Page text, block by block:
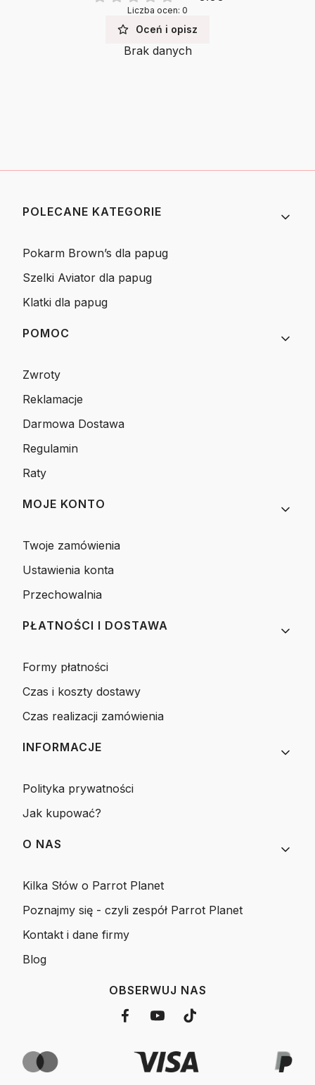
Liczba ocen: 0
Oceń i opisz
Brak danych
Linki w stopce
POLECANE KATEGORIE
Pokarm Brown’s dla papug
Szelki Aviator dla papug
Klatki dla papug
POMOC
Zwroty
Reklamacje
Darmowa Dostawa
Regulamin
Raty
MOJE KONTO
Twoje zamówienia
Ustawienia konta
Przechowalnia
PŁATNOŚCI I DOSTAWA
Formy płatności
Czas i koszty dostawy
Czas realizacji zamówienia
INFORMACJE
Polityka prywatności
Jak kupować?
O NAS
Kilka Słów o Parrot Planet
Poznajmy się - czyli zespół Parrot Planet
Kontakt i dane firmy
Blog
OBSERWUJ NAS